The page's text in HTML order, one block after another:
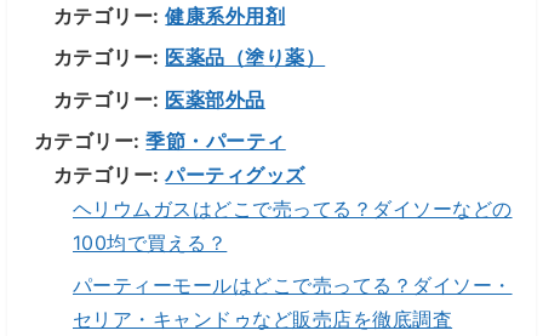
カテゴリー:健康系外用剤
カテゴリー: 医薬品（塗り薬）
カテゴリー: 医薬部外品
カテゴリー:季節・パーティ
カテゴリー:パーティグッズ
ヘリウムガスはどこで売ってる？ダイソーなどの
100均で買える？
パーティーモールはどこで売ってる？ダイソー・
セリア・キャンドゥなど販売店を徹底調査